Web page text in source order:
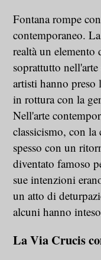
Fontana rompe
contemporaneo.
realtà un elemento
soprattutto
artisti hanno
in rottura con la
Nell'arte
classicismo, con la
spesso con un
diventato famoso
sue intenzioni
un atto di
alcuni hanno
La Via Crucis